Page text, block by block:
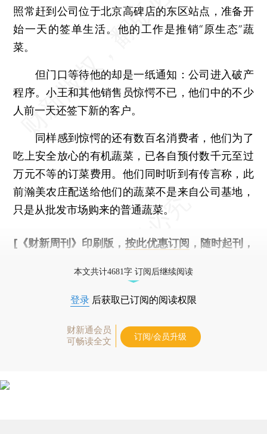
照常赶到公司位于北京高碑店的东区站点，准备开
始一天的签单生活。他的工作是推销“原生态”蔬
菜。
但门口等待他的却是一纸通知：公司进入破产
程序。小王和其他销售员惊愕不已，他们中的不少
人前一天还签下新的客户。
同样感到惊愕的还有数百名消费者，他们为了
吃上安全放心的有机蔬菜，已各自预付数千元至过
万元不等的订菜费用。他们同时听到有传言称，此
前瀚美农庄配送给他们的蔬菜不是来自公司基地，
只是从批发市场购来的普通蔬菜。
[《财新周刊》印刷版， 按此优惠订阅 ，随时起刊，
本文共计4681字 订阅后继续阅读
登录 后获取已订阅的阅读权限
财新通会员
可畅读全文
订阅/会员升级